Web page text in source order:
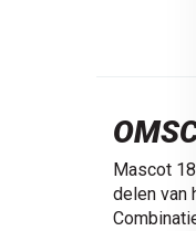
Mascot
delen van